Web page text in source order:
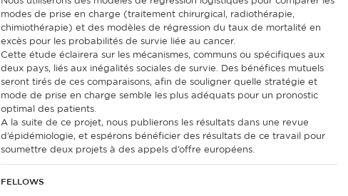
modes de prise en charge (traitement chirurgical, radiothérapie,
chimiothérapie) et des modèles de régression du taux de mortalité en
excès pour les probabilités de survie liée au cancer.
Cette étude éclairera sur les mécanismes, communs ou spécifiques aux
deux pays, liés aux inégalités sociales de survie. Des bénéfices mutuels
seront tirés de ces comparaisons, afin de souligner quelle stratégie et
mode de prise en charge semble les plus adéquats pour un pronostic
optimal des patients.
A la suite de ce projet, nous publierons les résultats dans une revue
d’épidémiologie, et espérons bénéficier des résultats de ce travail pour
soumettre deux projets à des appels d’offre européens.
FELLOWS